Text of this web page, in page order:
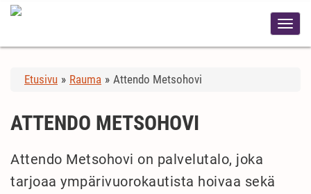
Etusivu » Rauma » Attendo Metsohovi
ATTENDO METSOHOVI
Attendo Metsohovi on palvelutalo, joka
tarjoaa ympärivuorokautista hoivaa sekä